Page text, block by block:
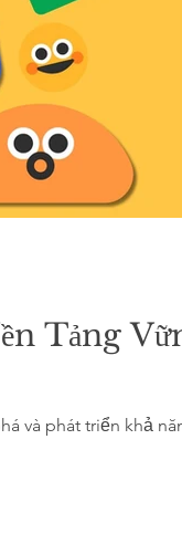
Tảng
và phát triển khả